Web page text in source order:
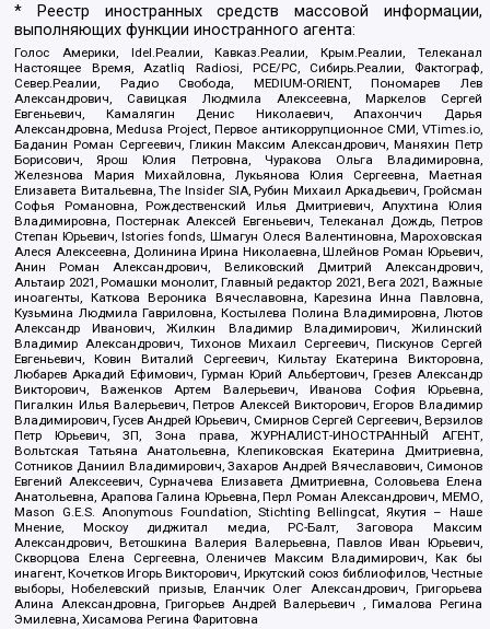
* Реестр иностранных средств массовой информации,
выполняющих функции иностранного агента:
Голос Америки, Idel.Реалии, Кавказ.Реалии, Крым.Реалии, Телеканал
Настоящее Время, Azatliq Radiosi, PCE/PC, Сибирь.Реалии, Фактограф,
Север.Реалии, Радио Свобода, MEDIUM-ORIENT, Пономарев Лев
Александрович, Савицкая Людмила Алексеевна, Маркелов Сергей
Евгеньевич, Камалягин Денис Николаевич, Апахончич Дарья
Александровна, Medusa Project, Первое антикоррупционное СМИ, VTimes.io,
Баданин Роман Сергеевич, Гликин Максим Александрович, Маняхин Петр
Борисович, Ярош Юлия Петровна, Чуракова Ольга Владимировна,
Железнова Мария Михайловна, Лукьянова Юлия Сергеевна, Маетная
Елизавета Витальевна, The Insider SIA, Рубин Михаил Аркадьевич, Гройсман
Софья Романовна, Рождественский Илья Дмитриевич, Апухтина Юлия
Владимировна, Постернак Алексей Евгеньевич, Телеканал Дождь, Петров
Степан Юрьевич, Istories fonds, Шмагун Олеся Валентиновна, Мароховская
Алеся Алексеевна, Долинина Ирина Николаевна, Шлейнов Роман Юрьевич,
Анин Роман Александрович, Великовский Дмитрий Александрович,
Альтаир 2021, Ромашки монолит, Главный редактор 2021, Вега 2021, Важные
иноагенты, Каткова Вероника Вячеславовна, Карезина Инна Павловна,
Кузьмина Людмила Гавриловна, Костылева Полина Владимировна, Лютов
Александр Иванович, Жилкин Владимир Владимирович, Жилинский
Владимир Александрович, Тихонов Михаил Сергеевич, Пискунов Сергей
Евгеньевич, Ковин Виталий Сергеевич, Кильтау Екатерина Викторовна,
Любарев Аркадий Ефимович, Гурман Юрий Альбертович, Грезев Александр
Викторович, Важенков Артем Валерьевич, Иванова София Юрьевна,
Пигалкин Илья Валерьевич, Петров Алексей Викторович, Егоров Владимир
Владимирович, Гусев Андрей Юрьевич, Смирнов Сергей Сергеевич, Верзилов
Петр Юрьевич, ЗП, Зона права, ЖУРНАЛИСТ-ИНОСТРАННЫЙ АГЕНТ,
Вольтская Татьяна Анатольевна, Клепиковская Екатерина Дмитриевна,
Сотников Даниил Владимирович, Захаров Андрей Вячеславович, Симонов
Евгений Алексеевич, Сурначева Елизавета Дмитриевна, Соловьева Елена
Анатольевна, Арапова Галина Юрьевна, Перл Роман Александрович, МЕМО,
Mason G.E.S. Anonymous Foundation, Stichting Bellingcat, Якутия – Наше
Мнение, Москоу диджитал медиа, РС-Балт, Заговора Максим
Александрович, Ветошкина Валерия Валерьевна, Павлов Иван Юрьевич,
Скворцова Елена Сергеевна, Оленичев Максим Владимирович, Как бы
инагент, Кочетков Игорь Викторович, Иркутский союз библиофилов, Честные
выборы, Нобелевский призыв, Еланчик Олег Александрович, Григорьева
Алина Александровна, Григорьев Андрей Валерьевич , Гималова Регина
Эмилевна, Хисамова Регина Фаритовна